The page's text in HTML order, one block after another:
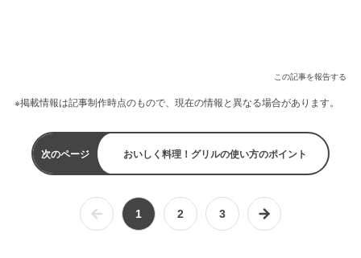
この記事を報告する
※掲載情報は記事制作時点のもので、現在の情報と異なる場合があります。
次のページ おいしく料理！グリルの使い方のポイント
1 2 3